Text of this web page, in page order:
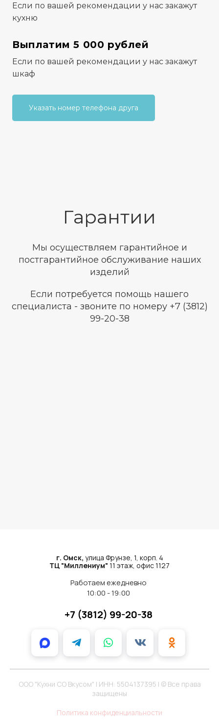
Если по вашей рекомендации у нас закажут
кухню
Выплатим 5 000 рублей
Если по вашей рекомендации у нас закажут
шкаф
Указать номер телефона друга
Гарантии
Мы осуществляем гарантийное и
постгарантийное обслуживание наших
изделий
Если потребуется помощь нашего
специалиста - звоните по номеру +7 (3812)
99-20-38
г. Омск, улица Фрунзе, 1, корп. 4
ТЦ "Миллениум" 11 этаж, офис 1127
Работаем ежедневно
10:00 - 19:00
+7 (3812) 99-20-38
ООО "Кухни СО Вкусом" | ИНН: 5504137395 | ©️ Все права
защищены
Политика конфиденциальности